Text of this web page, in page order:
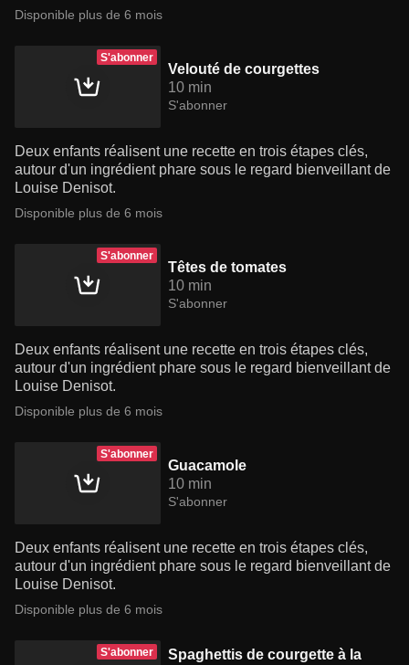
Disponible plus de 6 mois
S'abonner
Velouté de courgettes
10 min
S'abonner
Deux enfants réalisent une recette en trois étapes clés,
autour d'un ingrédient phare sous le regard bienveillant de
Louise Denisot.
Disponible plus de 6 mois
S'abonner
Têtes de tomates
10 min
S'abonner
Deux enfants réalisent une recette en trois étapes clés,
autour d'un ingrédient phare sous le regard bienveillant de
Louise Denisot.
Disponible plus de 6 mois
S'abonner
Guacamole
10 min
S'abonner
Deux enfants réalisent une recette en trois étapes clés,
autour d'un ingrédient phare sous le regard bienveillant de
Louise Denisot.
Disponible plus de 6 mois
S'abonner
Spaghettis de courgette à la